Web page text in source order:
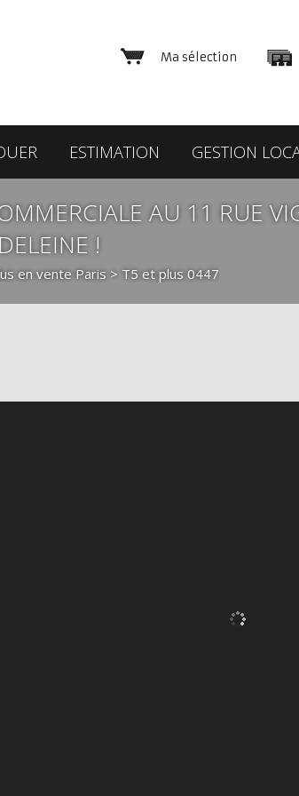
Ma sélection
ESTIMATION GESTION
AU 11 RUE
!
en vente Paris > T5 et plus 0447